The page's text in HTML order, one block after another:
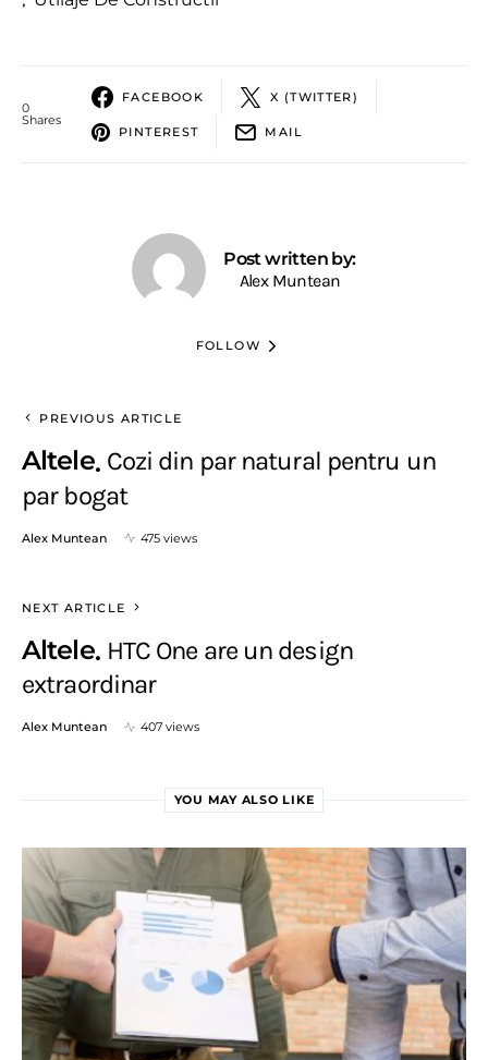
0
Shares
FACEBOOK X (TWITTER)
PINTEREST MAIL
Post written by:
Alex Muntean
FOLLOW
PREVIOUS ARTICLE
Altele Cozi din par natural pentru un
par bogat
Alex Muntean 475 views
NEXT ARTICLE
Altele HTC One are un design
extraordinar
Alex Muntean 407 views
YOU MAY ALSO LIKE